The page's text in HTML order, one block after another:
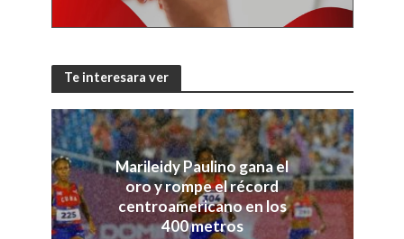
Te interesara ver
Marileidy Paulino gana el
oro y rompe el récord
centroamericano en los
400 metros